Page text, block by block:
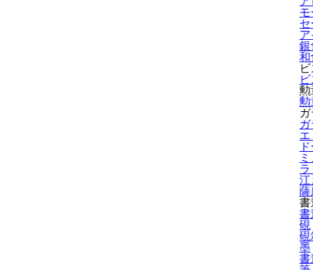
モ
セ
ア
銀
和
勲
勲
エ
江
薩
書
書
硯
硯
墨
書